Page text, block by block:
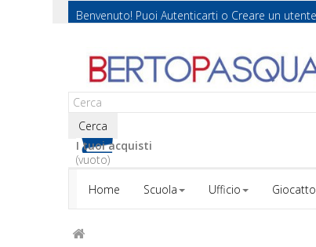
Benvenuto! Puoi Autenticarti o Creare un utente
Cerca
I tuoi acquisti
(vuoto)
Home
Scuola Ufficio